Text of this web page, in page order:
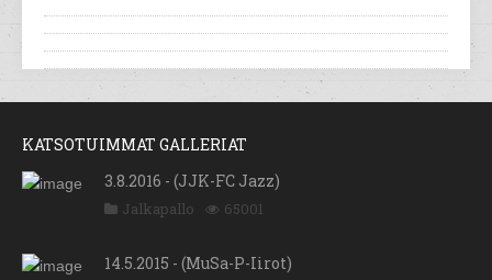
KATSOTUIMMAT GALLERIAT
3.8.2016 - (JJK-FC Jazz)
Jalkapallo 65001
14.5.2015 - (MuSa-P-Iirot)